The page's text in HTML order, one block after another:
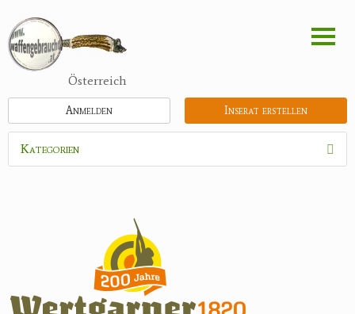
zum
Inhalt
Österreich
Inserat erstellen
Anmelden
Kategorien
Kipplaufgewehre
Kleinkalibergewehre
Repetiererbüchse
Luftdruckwaffen